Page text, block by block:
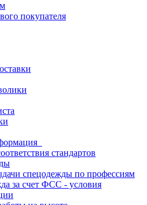
покупателя
стандартов
спецодежды по профессиям
за счет ФСС - условия